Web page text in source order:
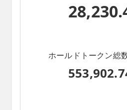
ホールドトークン総